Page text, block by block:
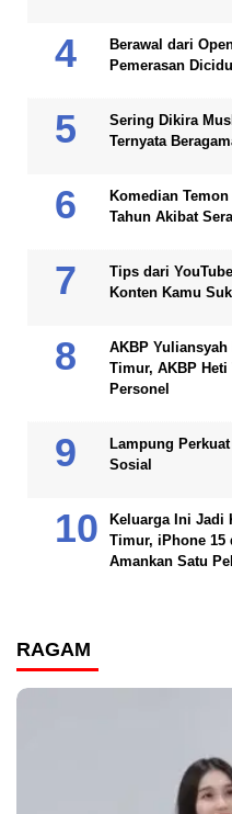
Berawal dari
Pemerasan
Sering Dikira
Ternyata
Komedian
Tahun Akibat
Tips dari
Konten Kamu
AKBP
Timur, AKBP
Personel
Lampung
Sosial
Keluarga Ini Jadi
Timur, iPhone 15
Amankan Satu
RAGAM